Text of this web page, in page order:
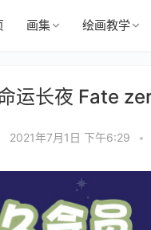
画集 绘画教学
运长夜 Fate
2021年7月1日 下午6:29 •